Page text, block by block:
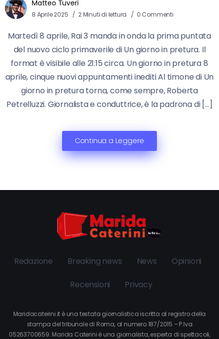
Matteo Tuveri
8 Aprile 2025 2 Minuti di lettura 0 Commenti
Martedì 8 aprile, Rai 3 manda in onda la prima puntata
del nuovo ciclo primaverile di Un giorno in pretura. Il
format è visibile alle 21:15 circa. Un giorno in pretura 8
aprile, cinque nuovi appuntamenti inediti Al timone di Un
giorno in pretura torna, come sempre, Roberta
Petrelluzzi. Giornalista e conduttrice, è la padrona di […]
Continua a Leggere
Redazione Breaking news News Opinioni
Recensioni Privacy
Maridacaterini.it è una testata giornalistica iscritta al registro della
stampa del tribunale di Roma, al numero 187/2015 – P.Iva
05263700659. Marida Caterini è una giornalista, esperta di spettacoli,